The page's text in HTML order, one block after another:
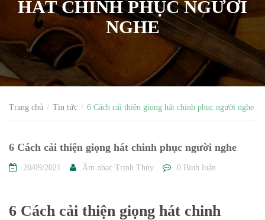
HÁT CHINH PHỤC NGƯỜI
NGHE
Trang chủ Tin tức 6 Cách cải thiện giọng hát chinh phục người nghe
6 Cách cải thiện giọng hát chinh phục người nghe
20/09/2021 Âm nhạc Trịnh Thủy 0 Bình luận
6 Cách cải thiện giọng hát chinh